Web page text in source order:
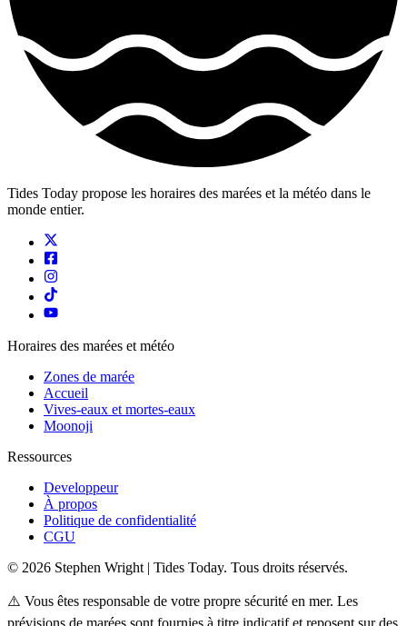
Tides Today propose les horaires des marées et la météo dans le
monde entier.
Horaires des marées et météo
Zones de marée
Accueil
Vives-eaux et mortes-eaux
Moonoji
Ressources
Developpeur
À propos
Politique de confidentialité
CGU
© 2026 Stephen Wright | Tides Today. Tous droits réservés.
⚠️ Vous êtes responsable de votre propre sécurité en mer. Les
prévisions de marées sont fournies à titre indicatif et reposent sur des